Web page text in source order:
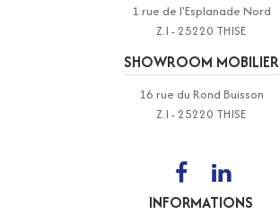
1 rue de l'Esplanade Nord
Z.I - 25220 THISE
SHOWROOM MOBILIER
16 rue du Rond Buisson
Z.I - 25220 THISE
INFORMATIONS